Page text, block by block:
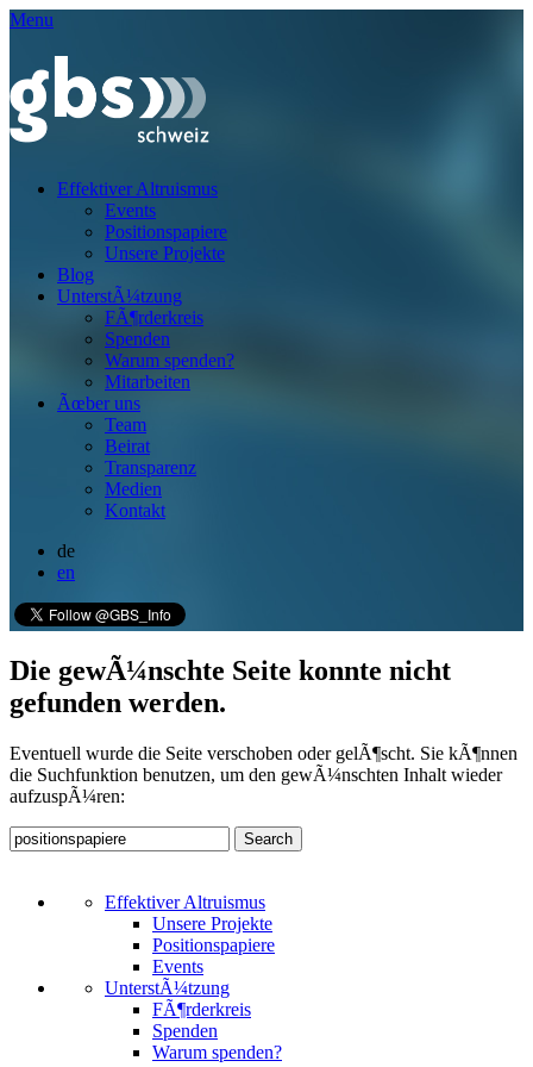
Menu
Effektiver Altruismus
Events
Positionspapiere
Unsere Projekte
Blog
UnterstÃ¼tzung
FÃ¶rderkreis
Spenden
Warum spenden?
Mitarbeiten
Ãœber uns
Team
Beirat
Transparenz
Medien
Kontakt
de
en
Die gewÃ¼nschte Seite konnte nicht
gefunden werden.
Eventuell wurde die Seite verschoben oder gelÃ¶scht. Sie kÃ¶nnen
die Suchfunktion benutzen, um den gewÃ¼nschten Inhalt wieder
aufzuspÃ¼ren:
Effektiver Altruismus
Unsere Projekte
Positionspapiere
Events
UnterstÃ¼tzung
FÃ¶rderkreis
Spenden
Warum spenden?